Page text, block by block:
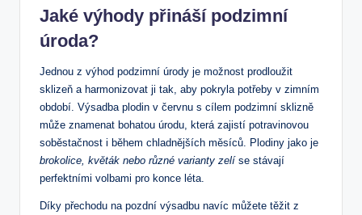
Jaké výhody přináší podzimní
úroda?
Jednou z výhod podzimní úrody je možnost prodloužit
sklizeň a harmonizovat ji tak, aby pokryla potřeby v zimním
období. Výsadba plodin v červnu s cílem podzimní sklizně
může znamenat bohatou úrodu, která zajistí potravinovou
soběstačnost i během chladnějších měsíců. Plodiny jako je
brokolice, květák nebo různé varianty zelíse stávají
perfektními volbami pro konce léta.
Díky přechodu na pozdní výsadbu navíc můžete těžit z